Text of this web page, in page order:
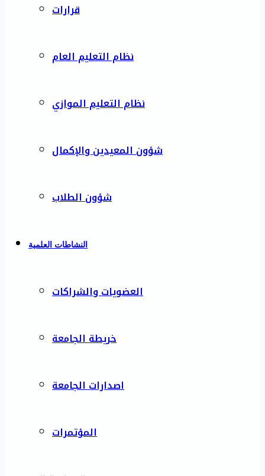
قرارات
نظام التعليم العام
نظام التعليم الموازي
شؤون المعيدين والإكمال
شؤون الطلاب
النشاطات العلمية
العضويات والشراكات
خريطة الجامعة
اصدارات الجامعة
المؤتمرات